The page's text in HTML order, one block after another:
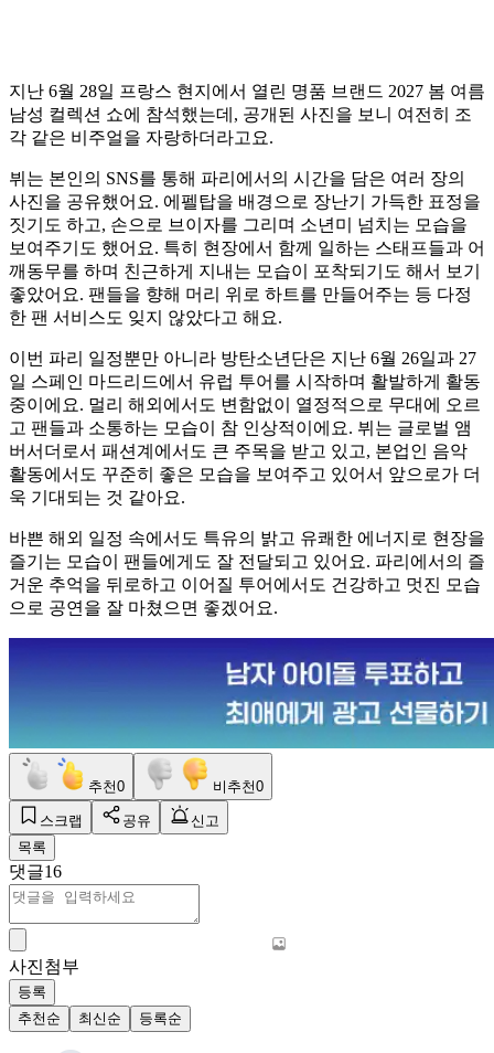
지난 6월 28일 프랑스 현지에서 열린 명품 브랜드 2027 봄 여름
남성 컬렉션 쇼에 참석했는데, 공개된 사진을 보니 여전히 조
각 같은 비주얼을 자랑하더라고요.
뷔는 본인의 SNS를 통해 파리에서의 시간을 담은 여러 장의
사진을 공유했어요. 에펠탑을 배경으로 장난기 가득한 표정을
짓기도 하고, 손으로 브이자를 그리며 소년미 넘치는 모습을
보여주기도 했어요. 특히 현장에서 함께 일하는 스태프들과 어
깨동무를 하며 친근하게 지내는 모습이 포착되기도 해서 보기
좋았어요. 팬들을 향해 머리 위로 하트를 만들어주는 등 다정
한 팬 서비스도 잊지 않았다고 해요.
이번 파리 일정뿐만 아니라 방탄소년단은 지난 6월 26일과 27
일 스페인 마드리드에서 유럽 투어를 시작하며 활발하게 활동
중이에요. 멀리 해외에서도 변함없이 열정적으로 무대에 오르
고 팬들과 소통하는 모습이 참 인상적이에요. 뷔는 글로벌 앰
버서더로서 패션계에서도 큰 주목을 받고 있고, 본업인 음악
활동에서도 꾸준히 좋은 모습을 보여주고 있어서 앞으로가 더
욱 기대되는 것 같아요.
바쁜 해외 일정 속에서도 특유의 밝고 유쾌한 에너지로 현장을
즐기는 모습이 팬들에게도 잘 전달되고 있어요. 파리에서의 즐
거운 추억을 뒤로하고 이어질 투어에서도 건강하고 멋진 모습
으로 공연을 잘 마쳤으면 좋겠어요.
추천0 비추천0
스크랩 공유
신고
목록
댓글16
사진첨부
등록
추천순
최신순 등록순